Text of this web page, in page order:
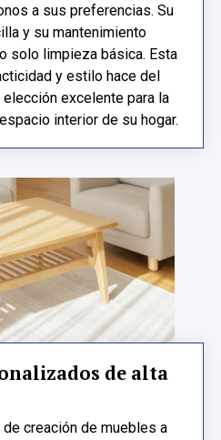
a sus preferencias. Su
y su mantenimiento
solo limpieza básica. Esta
y estilo hace del
excelente para la
interior de su hogar.
de alta
creación de muebles a